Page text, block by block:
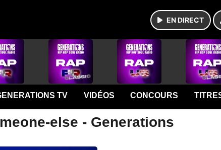
EN DIRECT
TV VIDÉOS CONCOURS
else - Generations